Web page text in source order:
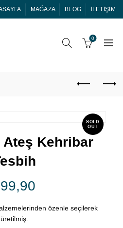
MAĞAZA BLOG İLETIŞIM
0
SOLD
OUT
Ateş Kehribar
99,90
özenle seçilerek
üretilmiş.